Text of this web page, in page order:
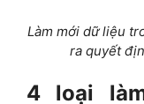
Làm mới dữ liệu
ra quyết
4 loại